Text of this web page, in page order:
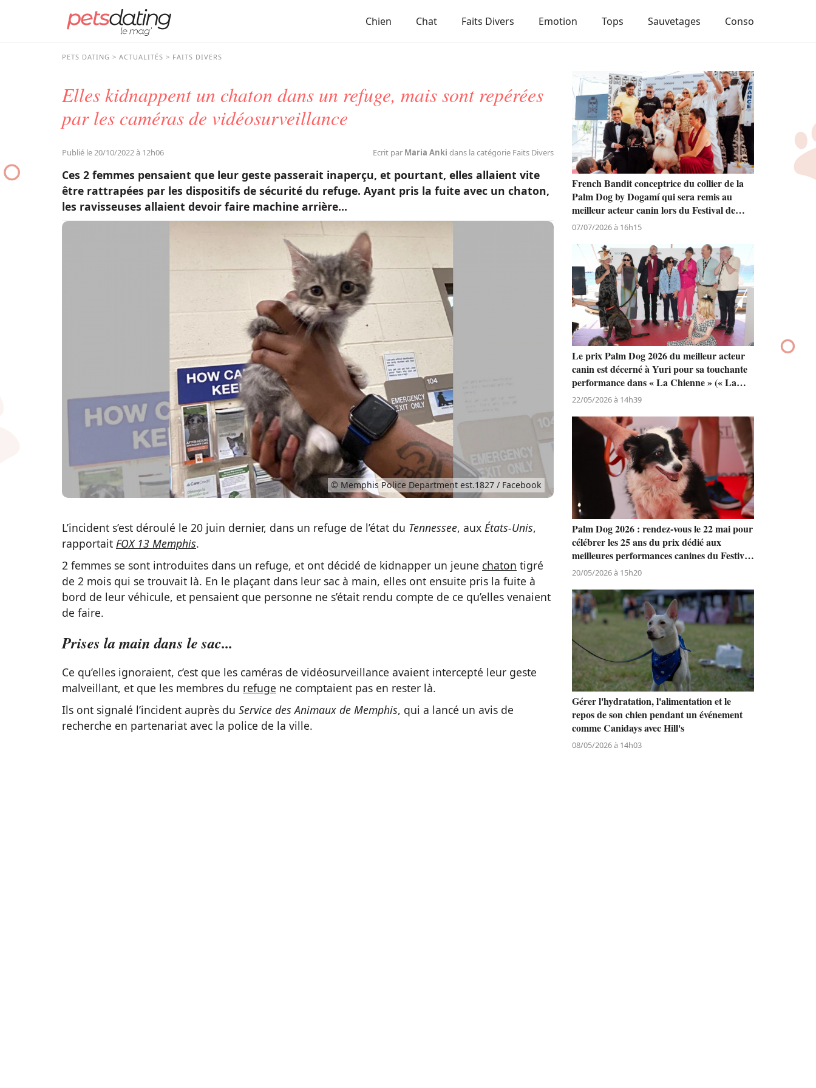
Chien Chat Faits Divers Emotion Tops Sauvetages Conso
PETS DATING ACTUALITÉS FAITS DIVERS
Elles kidnappent un chaton dans un refuge, mais sont repérées
par les caméras de vidéosurveillance
Publié le 20/10/2022 à 12h06 Ecrit par Maria Anki dans la catégorie Faits Divers
Ces 2 femmes pensaient que leur geste passerait inaperçu, et pourtant, elles allaient vite
être rattrapées par les dispositifs de sécurité du refuge. Ayant pris la fuite avec un chaton,
les ravisseuses allaient devoir faire machine arrière…
© Memphis Police Department est.1827 / Facebook
L’incident s’est déroulé le 20 juin dernier, dans un refuge de l’état du Tennessee, aux États-Unis,
rapportait FOX 13 Memphis.
2 femmes se sont introduites dans un refuge, et ont décidé de kidnapper un jeune chaton tigré
de 2 mois qui se trouvait là. En le plaçant dans leur sac à main, elles ont ensuite pris la fuite à
bord de leur véhicule, et pensaient que personne ne s’était rendu compte de ce qu’elles venaient
de faire.
Prises la main dans le sac...
Ce qu’elles ignoraient, c’est que les caméras de vidéosurveillance avaient intercepté leur geste
malveillant, et que les membres du refuge ne comptaient pas en rester là.
Ils ont signalé l’incident auprès du Service des Animaux de Memphis, qui a lancé un avis de
recherche en partenariat avec la police de la ville.
French Bandit conceptrice du collier de la
Palm Dog by Dogamí qui sera remis au
meilleur acteur canin lors du Festival de
Cannes
07/07/2026 à 16h15
Le prix Palm Dog 2026 du meilleur acteur
canin est décerné à Yuri pour sa touchante
performance dans « La Chienne » (« La
Perra ») de Dominga Sotomayor
22/05/2026 à 14h39
Palm Dog 2026 : rendez-vous le 22 mai pour
célébrer les 25 ans du prix dédié aux
meilleures performances canines du Festival
de Cannes
20/05/2026 à 15h20
Gérer l'hydratation, l'alimentation et le
repos de son chien pendant un événement
comme Canidays avec Hill's
08/05/2026 à 14h03